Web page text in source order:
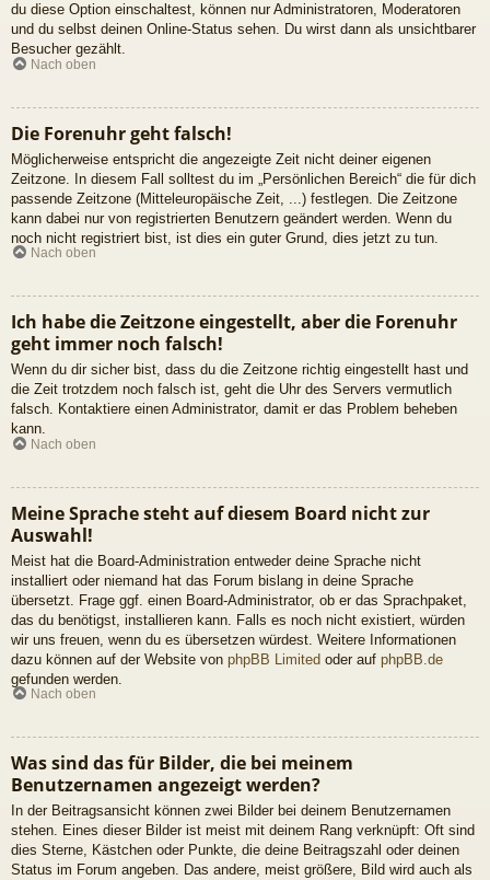
du diese Option einschaltest, können nur Administratoren, Moderatoren
und du selbst deinen Online-Status sehen. Du wirst dann als unsichtbarer
Besucher gezählt.
Nach oben
Die Forenuhr geht falsch!
Möglicherweise entspricht die angezeigte Zeit nicht deiner eigenen
Zeitzone. In diesem Fall solltest du im „Persönlichen Bereich“ die für dich
passende Zeitzone (Mitteleuropäische Zeit, ...) festlegen. Die Zeitzone
kann dabei nur von registrierten Benutzern geändert werden. Wenn du
noch nicht registriert bist, ist dies ein guter Grund, dies jetzt zu tun.
Nach oben
Ich habe die Zeitzone eingestellt, aber die Forenuhr
geht immer noch falsch!
Wenn du dir sicher bist, dass du die Zeitzone richtig eingestellt hast und
die Zeit trotzdem noch falsch ist, geht die Uhr des Servers vermutlich
falsch. Kontaktiere einen Administrator, damit er das Problem beheben
kann.
Nach oben
Meine Sprache steht auf diesem Board nicht zur
Auswahl!
Meist hat die Board-Administration entweder deine Sprache nicht
installiert oder niemand hat das Forum bislang in deine Sprache
übersetzt. Frage ggf. einen Board-Administrator, ob er das Sprachpaket,
das du benötigst, installieren kann. Falls es noch nicht existiert, würden
wir uns freuen, wenn du es übersetzen würdest. Weitere Informationen
dazu können auf der Website von phpBB Limited oder auf phpBB.de
gefunden werden.
Nach oben
Was sind das für Bilder, die bei meinem
Benutzernamen angezeigt werden?
In der Beitragsansicht können zwei Bilder bei deinem Benutzernamen
stehen. Eines dieser Bilder ist meist mit deinem Rang verknüpft: Oft sind
dies Sterne, Kästchen oder Punkte, die deine Beitragszahl oder deinen
Status im Forum angeben. Das andere, meist größere, Bild wird auch als